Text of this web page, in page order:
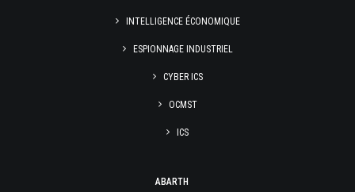
INTELLIGENCE ÉCONOMIQUE
ESPIONNAGE INDUSTRIEL
CYBER ICS
OCMST
ICS
ABARTH